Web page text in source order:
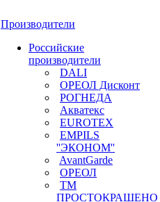
Производители
Российские
производители
DALI
ОРЕОЛ Дисконт
РОГНЕДА
Акватекс
EUROTEX
EMPILS
''ЭКОНОМ''
AvantGarde
ОРЕОЛ
ТМ
ПРОСТОКРАШЕНО